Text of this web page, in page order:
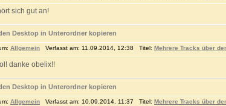
sich gut an!
Desktop in Unterordner kopieren
Allgemein Verfasst am: 11.09.2014, 12:38 Titel: Mehrere Tracks über
danke obelix!!
Desktop in Unterordner kopieren
Allgemein Verfasst am: 10.09.2014, 11:37 Titel: Mehrere Tracks über